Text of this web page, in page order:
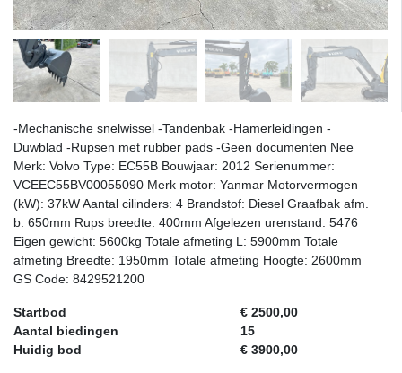
-Mechanische snelwissel -Tandenbak -Hamerleidingen -
Duwblad -Rupsen met rubber pads -Geen documenten Nee
Merk: Volvo Type: EC55B Bouwjaar: 2012 Serienummer:
VCEEC55BV00055090 Merk motor: Yanmar Motorvermogen
(kW): 37kW Aantal cilinders: 4 Brandstof: Diesel Graafbak afm.
b: 650mm Rups breedte: 400mm Afgelezen urenstand: 5476
Eigen gewicht: 5600kg Totale afmeting L: 5900mm Totale
afmeting Breedte: 1950mm Totale afmeting Hoogte: 2600mm
GS Code: 8429521200
Startbod
€ 2500,00
Aantal biedingen
15
Huidig bod
€ 3900,00